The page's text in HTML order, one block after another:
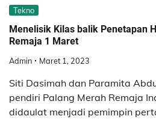
Tekno
Menelisik Kilas balik Penetapan
Remaja 1 Maret
Admin Maret 1, 2023
Siti Dasimah dan Paramita
pendiri Palang Merah Remaja
didaulat menjadi pemimpin